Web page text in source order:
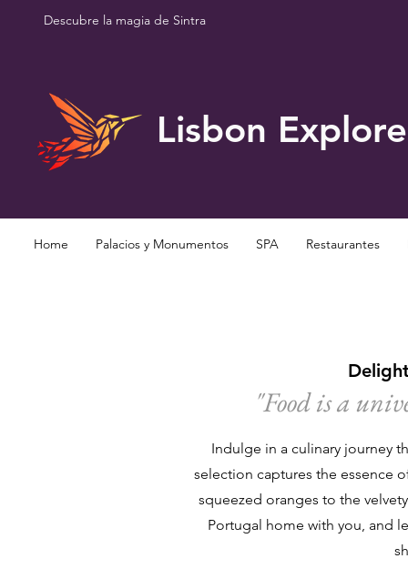
Descubre la magia de Sintra
Lisbon
Home Palacios y Monumentos SPA Restaurantes
"Food is a
Indulge in a culinary journey
selection captures the essence
squeezed oranges to the
Portugal home with you, and